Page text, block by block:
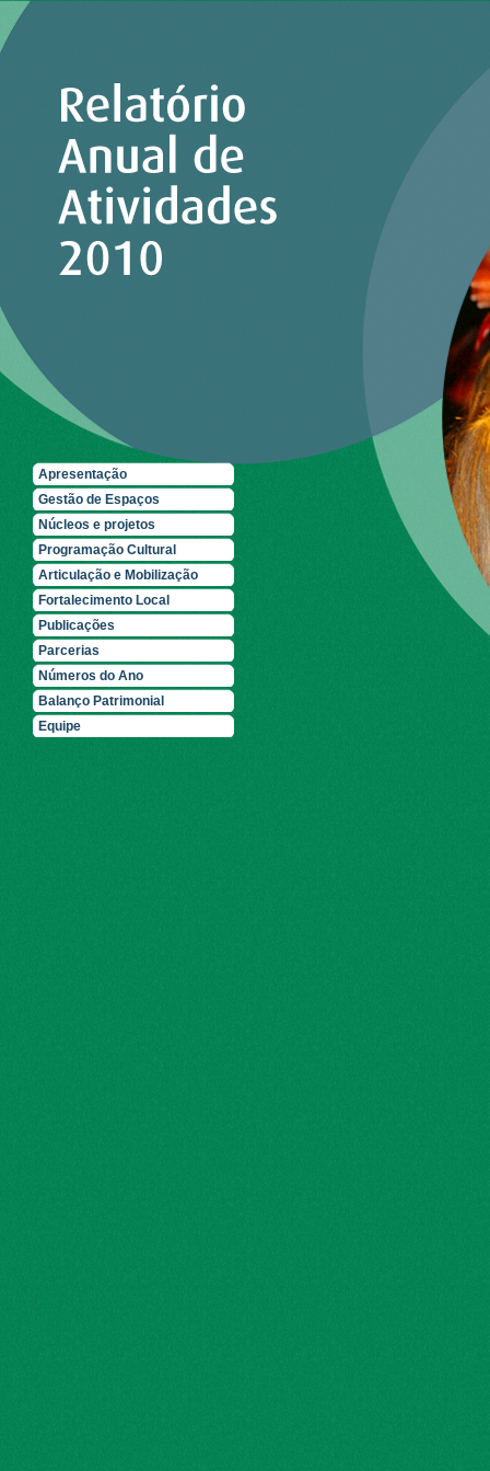
Apresentação
Gestão de Espaços
Núcleos e projetos
Programação Cultural
Articulação e Mobilização
Fortalecimento Local
Publicações
Parcerias
Números do Ano
Balanço Patrimonial
Equipe